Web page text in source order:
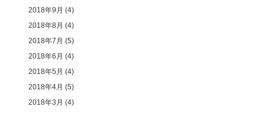
2018年9月 (4)
2018年8月 (4)
2018年7月 (5)
2018年6月 (4)
2018年5月 (4)
2018年4月 (5)
2018年3月 (4)